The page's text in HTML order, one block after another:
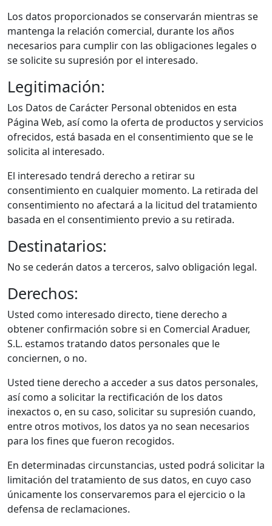
Los datos proporcionados se conservarán mientras se
mantenga la relación comercial, durante los años
necesarios para cumplir con las obligaciones legales o
se solicite su supresión por el interesado.
Legitimación:
Los Datos de Carácter Personal obtenidos en esta
Página Web, así como la oferta de productos y servicios
ofrecidos, está basada en el consentimiento que se le
solicita al interesado.
El interesado tendrá derecho a retirar su
consentimiento en cualquier momento. La retirada del
consentimiento no afectará a la licitud del tratamiento
basada en el consentimiento previo a su retirada.
Destinatarios:
No se cederán datos a terceros, salvo obligación legal.
Derechos:
Usted como interesado directo, tiene derecho a
obtener confirmación sobre si en Comercial Araduer,
S.L. estamos tratando datos personales que le
conciernen, o no.
Usted tiene derecho a acceder a sus datos personales,
así como a solicitar la rectificación de los datos
inexactos o, en su caso, solicitar su supresión cuando,
entre otros motivos, los datos ya no sean necesarios
para los fines que fueron recogidos.
En determinadas circunstancias, usted podrá solicitar la
limitación del tratamiento de sus datos, en cuyo caso
únicamente los conservaremos para el ejercicio o la
defensa de reclamaciones.